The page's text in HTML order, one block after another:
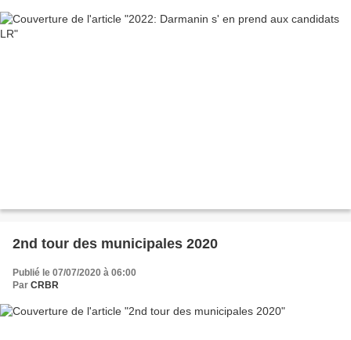
2nd tour des municipales 2020
Publié le 07/07/2020 à 06:00
Par CRBR